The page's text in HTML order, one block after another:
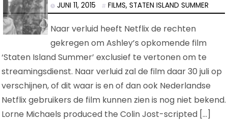
JUNI 11, 2015 FILMS,STATEN ISLAND SUMMER
Naar verluid heeft Netflix de rechten
gekregen om Ashley’s opkomende film
‘Staten Island Summer’ exclusief te vertonen om te
streamingsdienst. Naar verluid zal de film daar 30 juli op
verschijnen, of dit waar is en of dan ook Nederlandse
Netflix gebruikers de film kunnen zien is nog niet bekend.
Lorne Michaels produced the Colin Jost-scripted […]